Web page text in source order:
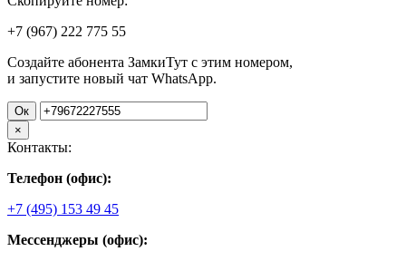
+7 (967) 222 775 55
Создайте абонента ЗамкиТут с этим номером,
и запустите новый чат WhatsApp.
Ок
×
Контакты:
Телефон (офис):
+7 (495) 153 49 45
Мессенджеры (офис):